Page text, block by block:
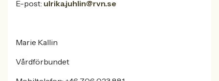
E-post: ulrika.juhlin@rvn.se
Marie Kallin
Vårdförbundet